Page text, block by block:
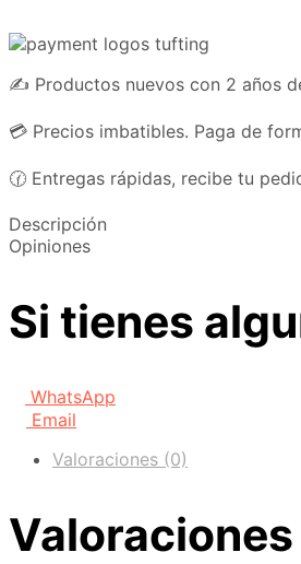
✍️ Productos nuevos con 2 años
💳 Precios imbatibles. Paga de
🕜 Entregas rápidas, recibe tu
Descripción
Opiniones
Si tienes
WhatsApp
Email
Valoraciones (0)
Valoraciones